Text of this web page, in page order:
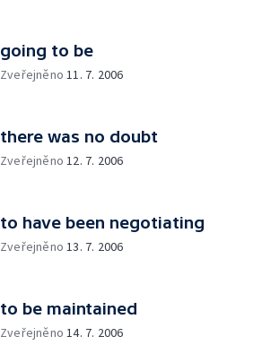
going to be
Zveřejněno11. 7. 2006
there was no doubt
Zveřejněno12. 7. 2006
to have been negotiating
Zveřejněno13. 7. 2006
to be maintained
Zveřejněno14. 7. 2006